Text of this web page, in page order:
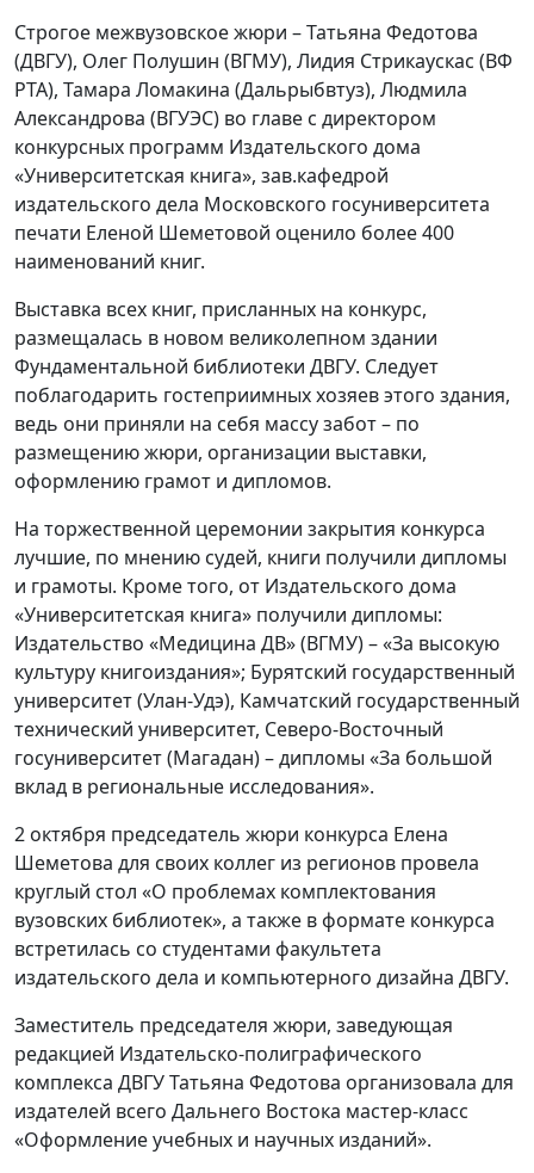
Строгое межвузовское жюри – Татьяна Федотова
(ДВГУ), Олег Полушин (ВГМУ), Лидия Стрикаускас (ВФ
РТА), Тамара Ломакина (Дальрыбвтуз), Людмила
Александрова (ВГУЭС) во главе с директором
конкурсных программ Издательского дома
«Университетская книга», зав.кафедрой
издательского дела Московского госуниверситета
печати Еленой Шеметовой оценило более 400
наименований книг.
Выставка всех книг, присланных на конкурс,
размещалась в новом великолепном здании
Фундаментальной библиотеки ДВГУ. Следует
поблагодарить гостеприимных хозяев этого здания,
ведь они приняли на себя массу забот – по
размещению жюри, организации выставки,
оформлению грамот и дипломов.
На торжественной церемонии закрытия конкурса
лучшие, по мнению судей, книги получили дипломы
и грамоты. Кроме того, от Издательского дома
«Университетская книга» получили дипломы:
Издательство «Медицина ДВ» (ВГМУ) – «За высокую
культуру книгоиздания»; Бурятский государственный
университет (Улан-Удэ), Камчатский государственный
технический университет, Северо-Восточный
госуниверситет (Магадан) – дипломы «За большой
вклад в региональные исследования».
2 октября председатель жюри конкурса Елена
Шеметова для своих коллег из регионов провела
круглый стол «О проблемах комплектования
вузовских библиотек», а также в формате конкурса
встретилась со студентами факультета
издательского дела и компьютерного дизайна ДВГУ.
Заместитель председателя жюри, заведующая
редакцией Издательско-полиграфического
комплекса ДВГУ Татьяна Федотова организовала для
издателей всего Дальнего Востока мастер-класс
«Оформление учебных и научных изданий».